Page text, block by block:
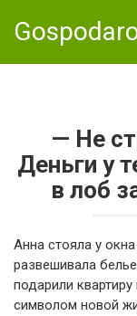
— Не
Деньги у
в лоб
Анна стояла у
развешивала
подарили
символом новой